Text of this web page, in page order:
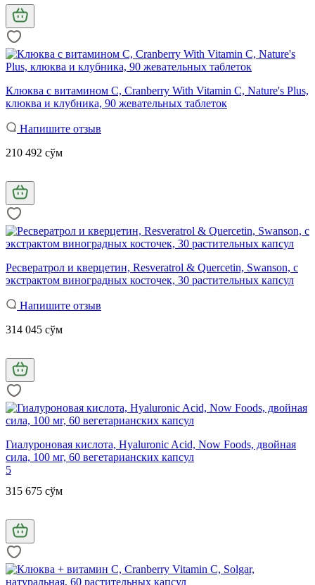
Клюква с витамином C, Cranberry With Vitamin C, Nature's Plus,
клюква и клубника, 90 жевательных таблеток
Напишите отзыв
210 492 сўм
Ресвератрол и кверцетин, Resveratrol & Quercetin, Swanson, с
экстрактом виноградных косточек, 30 растительных капсул
Напишите отзыв
314 045 сўм
Гиалуроновая кислота, Hyaluronic Acid, Now Foods, двойная
сила, 100 мг, 60 вегетарианских капсул
5
315 675 сўм